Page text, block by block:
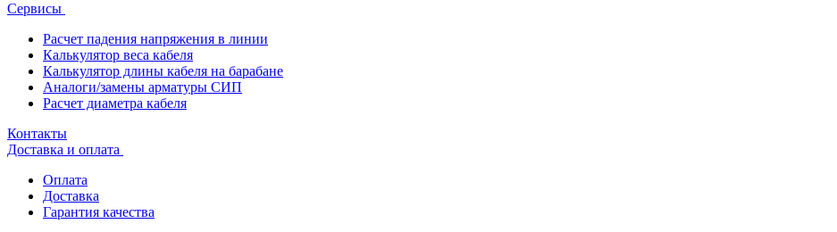
Сервисы
Расчет падения напряжения в линии
Калькулятор веса кабеля
Калькулятор длины кабеля на барабане
Аналоги/замены арматуры СИП
Расчет диаметра кабеля
Контакты
Доставка и оплата
Оплата
Доставка
Гарантия качества